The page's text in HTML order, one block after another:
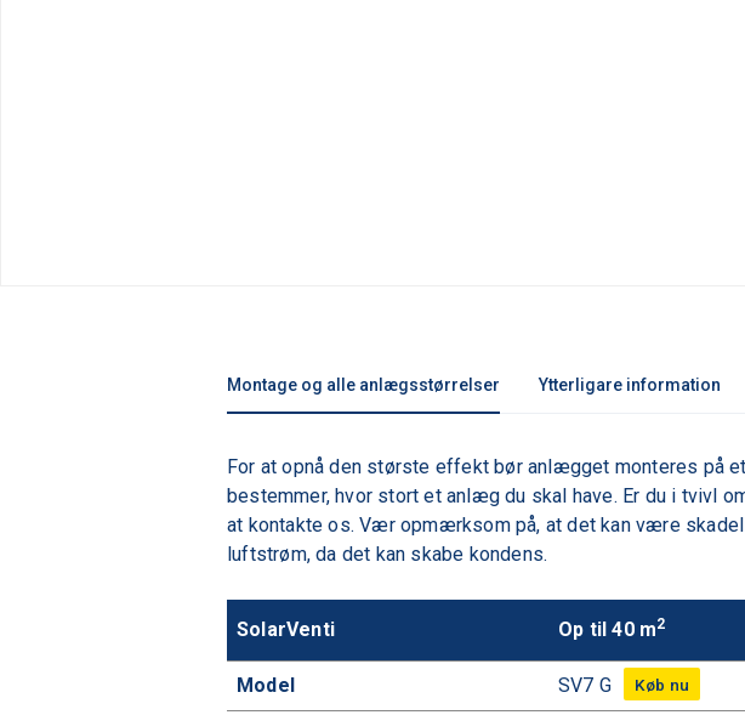
Montage og alle anlægsstørrelser Ytterligare information
For at opnå den største effekt bør anlægget monteres på
bestemmer, hvor stort et anlæg du skal have. Er du i tvivl
at kontakte os. Vær opmærksom på, at det kan være
luftstrøm, da det kan skabe kondens.
SolarVenti Op til 40 m2
Model SV7 G